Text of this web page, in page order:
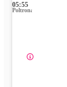
05:55
Poltrona